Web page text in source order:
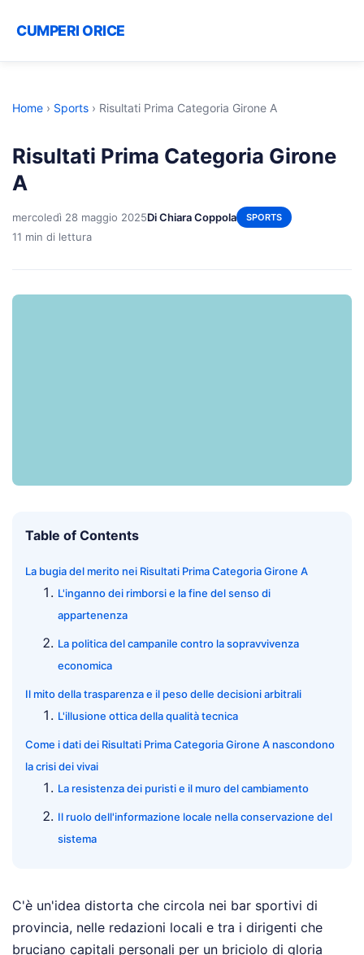
CUMPERI ORICE
Home › Sports › Risultati Prima Categoria Girone A
Risultati Prima Categoria Girone
A
mercoledì 28 maggio 2025Di Chiara Coppola SPORTS
11 min di lettura
Table of Contents
La bugia del merito nei Risultati Prima Categoria Girone A
L'inganno dei rimborsi e la fine del senso di
appartenenza
La politica del campanile contro la sopravvivenza
economica
Il mito della trasparenza e il peso delle decisioni arbitrali
L'illusione ottica della qualità tecnica
Come i dati dei Risultati Prima Categoria Girone A nascondono
la crisi dei vivai
La resistenza dei puristi e il muro del cambiamento
Il ruolo dell'informazione locale nella conservazione del
sistema
C'è un'idea distorta che circola nei bar sportivi di
provincia, nelle redazioni locali e tra i dirigenti che
bruciano capitali personali per un briciolo di gloria